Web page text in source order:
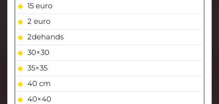
15 euro
2 euro
2dehands
30×30
35×35
40 cm
40×40